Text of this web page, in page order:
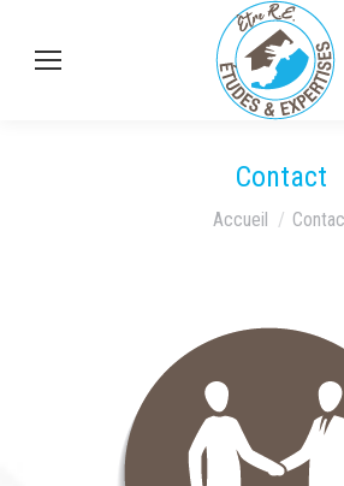
Contact
Vous êtes ici :
Accueil